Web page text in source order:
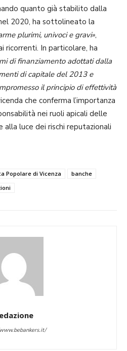
quanto già stabilito dalla
2020, ha sottolineato la
plurimi, univoci e gravi»,
In particolare, ha
di finanziamento adottati dalla
di capitale del 2013 e
il principio di effettività
che conferma l’importanza
nei ruoli apicali delle
alla luce dei rischi reputazionali
Popolare di Vicenza
banche